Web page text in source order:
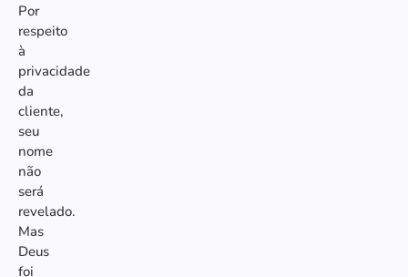
Por
respeito
à
privacidade
da
cliente,
seu
nome
não
será
revelado.
Mas
Deus
foi